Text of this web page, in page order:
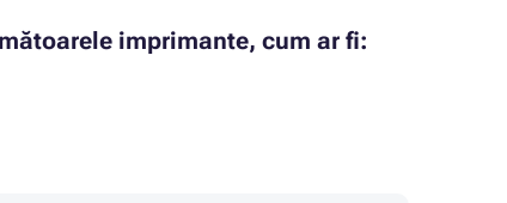
imprimante, cum ar fi: